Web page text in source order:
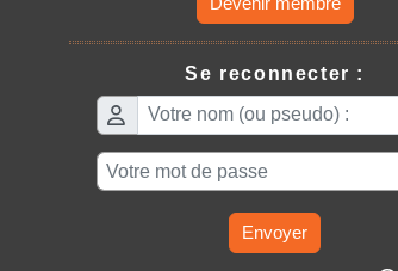
Se reconnecter :
Envoyer